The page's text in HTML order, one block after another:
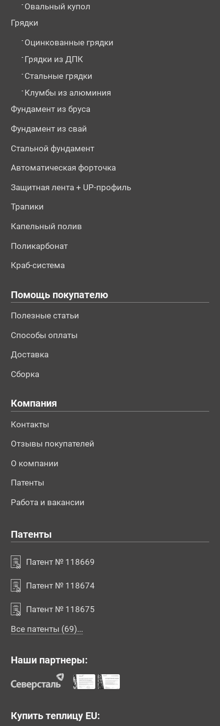
- Овальный купол
Грядки
- Оцинкованные грядки
- Грядки из ДПК
- Стальные грядки
- Клумбы из алюминия
Фундамент из бруса
Фундамент из свай
Стальной фундамент
Автоматическая форточка
Защитная лента + UP-профиль
Трапики
Капельный полив
Поликарбонат
Краб-система
Помощь покупателю
Полезные статьи
Способы оплаты
Доставка
Сборка
Компания
Контакты
Отзывы покупателей
О компании
Патенты
Работа и вакансии
Патенты
Патент № 118669
Патент № 118674
Патент № 118675
Все патенты (69)...
Наши партнеры:
Купить теплицу EU: